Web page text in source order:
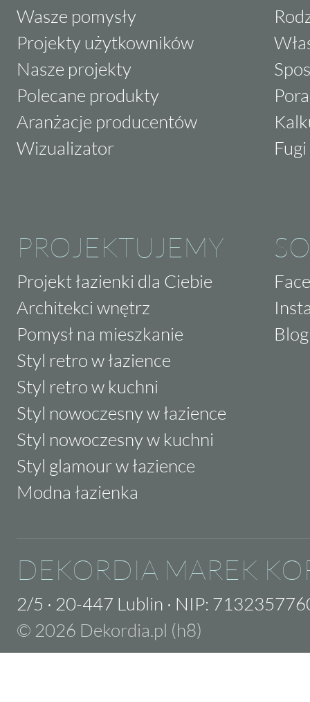
Wasze pomysły
Projekty użytkowników
Nasze projekty
Polecane produkty
Aranżacje producentów
Wizualizator
PROJEKTUJEMY
Projekt łazienki dla Ciebie
Architekci wnętrz
Pomysł na mieszkanie
Styl retro w łazience
Styl retro w kuchni
Styl nowoczesny w łazience
Styl nowoczesny w kuchni
Styl glamour w łazience
Modna łazienka
Blog
DEKORDIA MAREK
2/5 · 20-447 Lublin · NIP:
© 2026 Dekordia.pl (h8)